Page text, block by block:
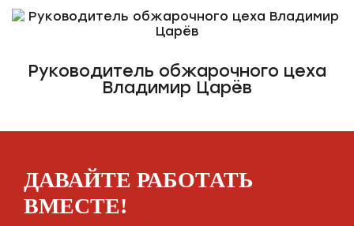
Руководитель обжарочного цеха
Владимир Царёв
ДАВАЙТЕ РАБОТАТЬ
ВМЕСТЕ!